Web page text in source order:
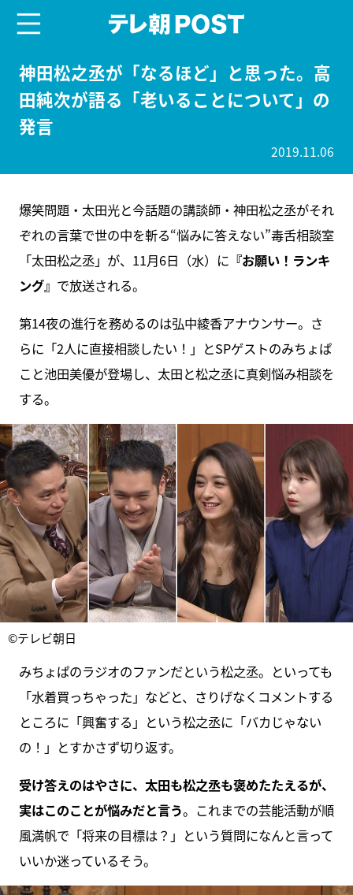
神田松之丞が「なるほど」と思った。高
田純次が語る「老いることについて」の
発言
2019.11.06
爆笑問題・太田光と今話題の講談師・神田松之丞がそれ
ぞれの言葉で世の中を斬る“悩みに答えない”毒舌相談室
「太田松之丞」が、11月6日（水）に 『お願い！ランキ
ング』 で放送される。
第14夜の進行を務めるのは弘中綾香アナウンサー。さ
らに「2人に直接相談したい！」とSPゲストのみちょぱ
こと池田美優が登場し、太田と松之丞に真剣悩み相談を
する。
©テレビ朝日
みちょぱのラジオのファンだという松之丞。といっても
「水着買っちゃった」などと、さりげなくコメントする
ところに「興奮する」という松之丞に「バカじゃない
の！」とすかさず切り返す。
受け答えのはやさに、太田も松之丞も褒めたたえるが、
実はこのことが悩みだと言う。これまでの芸能活動が順
風満帆で「将来の目標は？」という質問になんと言って
いいか迷っているそう。